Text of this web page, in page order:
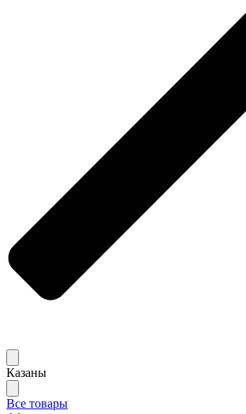
Казаны
Все товары